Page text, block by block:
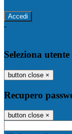
-
Seleziona utente
button close ×
Recupero
button close ×